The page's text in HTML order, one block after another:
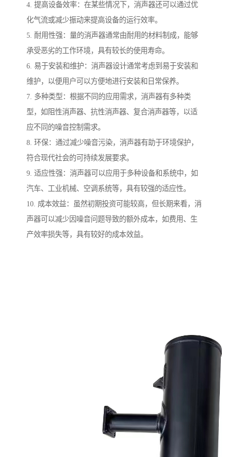
4. 提高设备效率：在某些情况下，消声器还可以通过优
化气流或减少振动来提高设备的运行效率。
5. 耐用性强：量的消声器通常由耐用的材料制成，能够
承受恶劣的工作环境，具有较长的使用寿命。
6. 易于安装和维护：消声器设计通常考虑到易于安装和
维护，以便用户可以方便地进行安装和日常保养。
7. 多种类型：根据不同的应用需求，消声器有多种类
型，如阻性消声器、抗性消声器、复合消声器等，以适
应不同的噪音控制需求。
8. 环保：通过减少噪音污染，消声器有助于环境保护，
符合现代社会的可持续发展要求。
9. 适应性强：消声器可以应用于多种设备和系统中，如
汽车、工业机械、空调系统等，具有较强的适应性。
10. 成本效益：虽然初期投资可能较高，但长期来看，消
声器可以减少因噪音问题导致的额外成本，如费用、生
产效率损失等，具有较好的成本效益。